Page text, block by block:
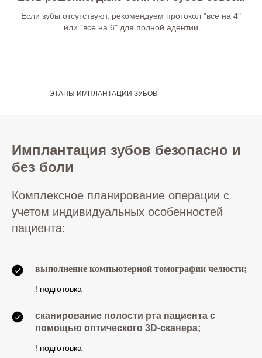
Если зубы отсутствуют, рекомендуем протокол "все на 4"
или "все на 6" для полной адентии
ЭТАПЫ ИМПЛАНТАЦИИ ЗУБОВ
Имплантация зубов безопасно и
без боли
Комплексное планирование операции с
учетом индивидуальных особенностей
пациента:
выполнение компьютерной томографии челюсти;
! подготовка
сканирование полости рта пациента с
помощью оптического 3D-сканера;
! подготовка